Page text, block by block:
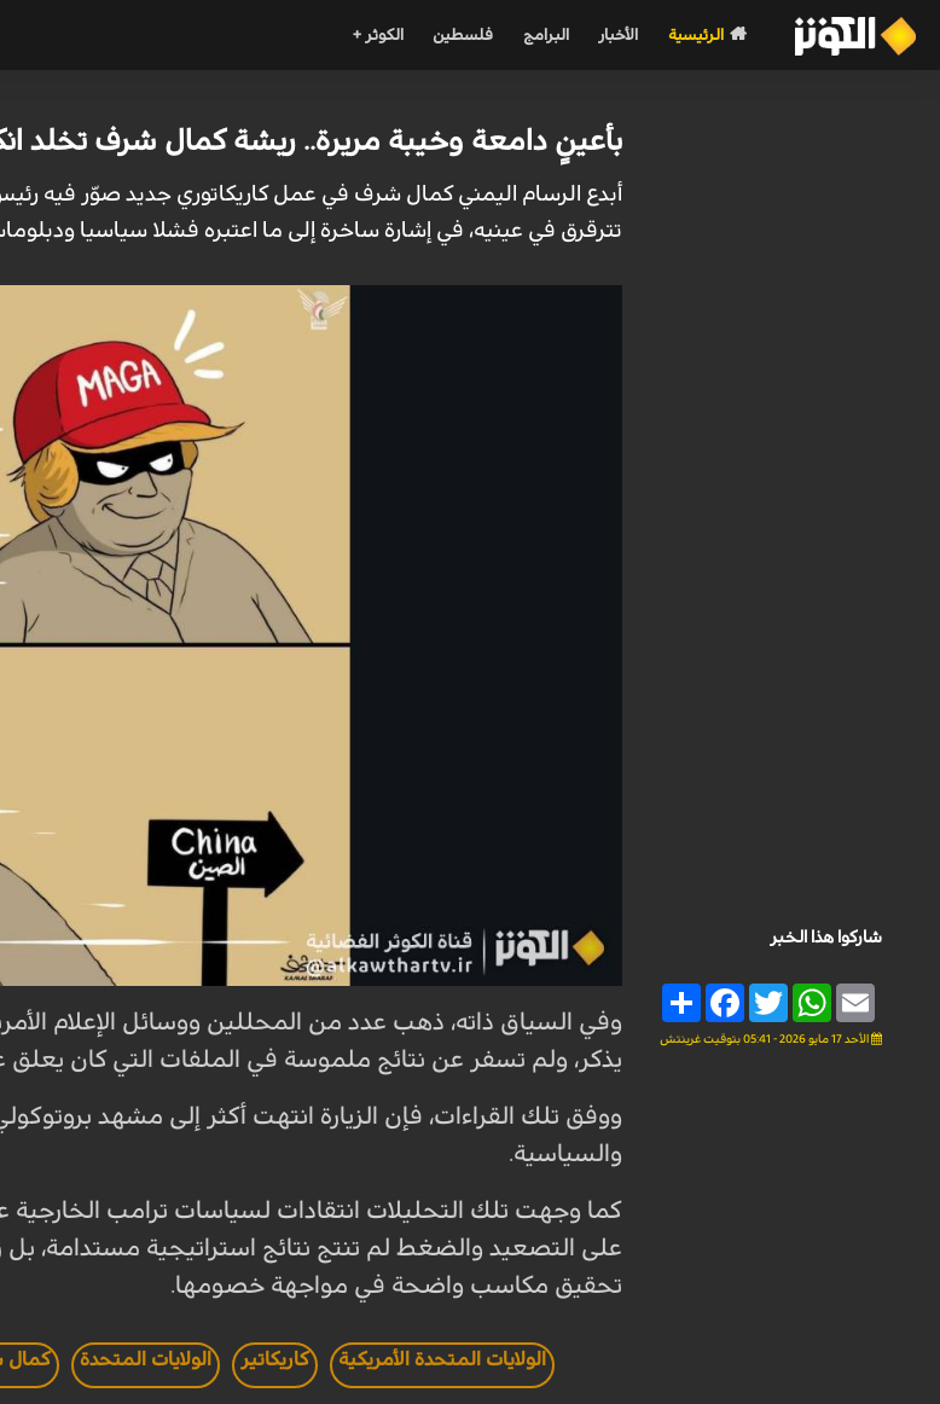
الرئيسية الأخبار البرامج فلسطين الكوثر +
شاركوا هذا الخبر
Share
FacebookTwitter
WhatsAppEmail
الأحد 17 مايو 2026 - 05:41 بتوقيت غرينتش
بأعينٍ دامعة وخيبة مريرة.. ريشة كمال شرف تخلد
أبدع الرسام اليمني كمال شرف في عمل كاريكاتوري جديد صوّر فيه
تترقرق في عينيه، في إشارة ساخرة إلى ما اعتبره فشلا سياسيا
وفي السياق ذاته، ذهب عدد من المحللين ووسائل الإعلام
يذكر، ولم تسفر عن نتائج ملموسة في الملفات التي كان يعلق
ووفق تلك القراءات، فإن الزيارة انتهت أكثر إلى مشهد
والسياسية.
كما وجهت تلك التحليلات انتقادات لسياسات ترامب الخارجية
على التصعيد والضغط لم تنتج نتائج استراتيجية مستدامة،
تحقيق مكاسب واضحة في مواجهة خصومها.
الولايات المتحدة الأمريكية كاريكاتير الولايات المتحدة كمال